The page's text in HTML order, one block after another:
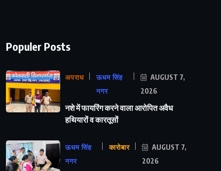
Populer Posts
अपराध
ऊधम सिंह
नगर
AUGUST 7,
2026
नशे में फायरिंग करने वाला आरोपित अवैध
हथियारों व कारतूसों
ऊधम सिंह
नगर
कारोबार
AUGUST 7,
2026